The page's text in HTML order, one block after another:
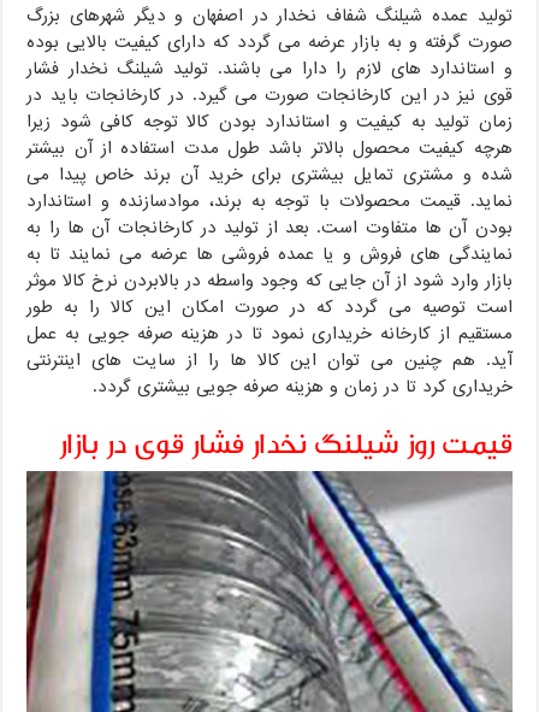
تولید عمده شیلنگ شفاف نخدار در اصفهان و دیگر شهرهای بزرگ
صورت گرفته و به بازار عرضه می گردد که دارای کیفیت بالایی بوده
و استاندارد های لازم را دارا می باشند. تولید شیلنگ نخدار فشار
قوی نیز در این کارخانجات صورت می گیرد. در کارخانجات باید در
زمان تولید به کیفیت و استاندارد بودن کالا توجه کافی شود زیرا
هرچه کیفیت محصول بالاتر باشد طول مدت استفاده از آن بیشتر
شده و مشتری تمایل بیشتری برای خرید آن برند خاص پیدا می
نماید. قیمت محصولات با توجه به برند، موادسازنده و استاندارد
بودن آن ها متفاوت است. بعد از تولید در کارخانجات آن ها را به
نمایندگی های فروش و یا عمده فروشی ها عرضه می نمایند تا به
بازار وارد شود از آن جایی که وجود واسطه در بالابردن نرخ کالا موثر
است توصیه می گردد که در صورت امکان این کالا را به طور
مستقیم از کارخانه خریداری نمود تا در هزینه صرفه جویی به عمل
آید. هم چنین می توان این کالا ها را از سایت های اینترنتی
خریداری کرد تا در زمان و هزینه صرفه جویی بیشتری گردد.
قیمت روز شیلنگ نخدار فشار قوی در بازار